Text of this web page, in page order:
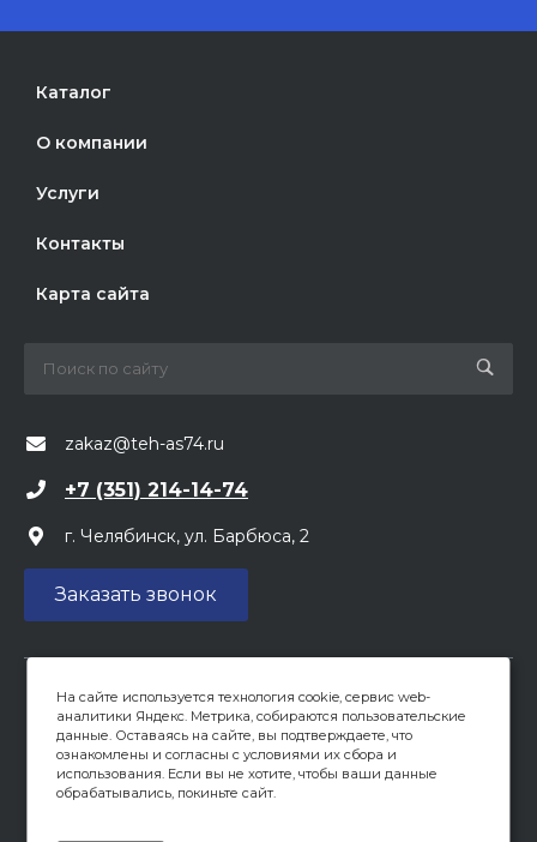
Каталог
О компании
Услуги
Контакты
Карта сайта
zakaz@teh-as74.ru
+7 (351) 214-14-74
г. Челябинск, ул. Барбюса, 2
Заказать звонок
Вся предоставленная на сайте информация, касающаяся
цен, носит информационный характер и не является
публичной офертой, определяемой положениями ст 437
(2) ГК РФ. Опубликованная на данном сайте информация
может быть изменена в любое время без
На сайте используется технология cookie, сервис web-
аналитики Яндекс. Метрика, собираются пользовательские
данные. Оставаясь на сайте, вы подтверждаете, что
ознакомлены и согласны с условиями их сбора и
использования. Если вы не хотите, чтобы ваши данные
обрабатывались, покиньте сайт.